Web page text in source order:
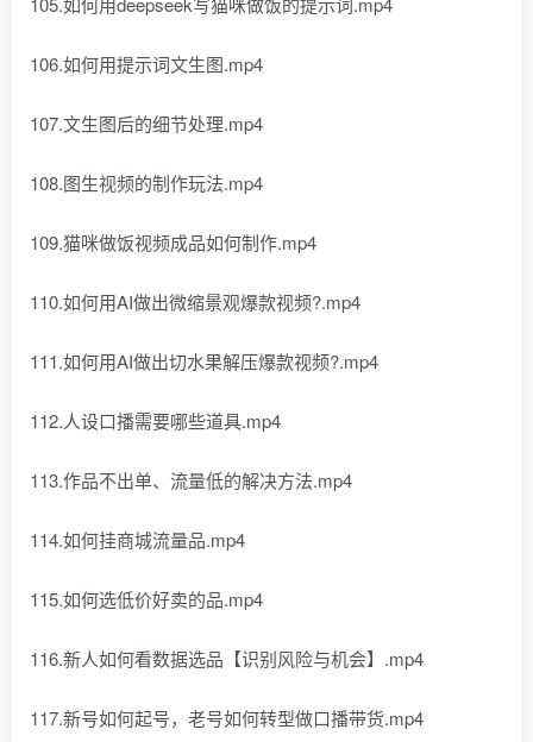
106.如何用提示词文生图.mp4
107.文生图后的细节处理.mp4
108.图生视频的制作玩法.mp4
109.猫咪做饭视频成品如何制作.mp4
110.如何用AI做出微缩景观爆款视频?.mp4
111.如何用AI做出切水果解压爆款视频?.mp4
112.人设口播需要哪些道具.mp4
113.作品不出单、流量低的解决方法.mp4
114.如何挂商城流量品.mp4
115.如何选低价好卖的品.mp4
116.新人如何看数据选品【识别风险与机会】.mp4
117.新号如何起号，老号如何转型做口播带货.mp4